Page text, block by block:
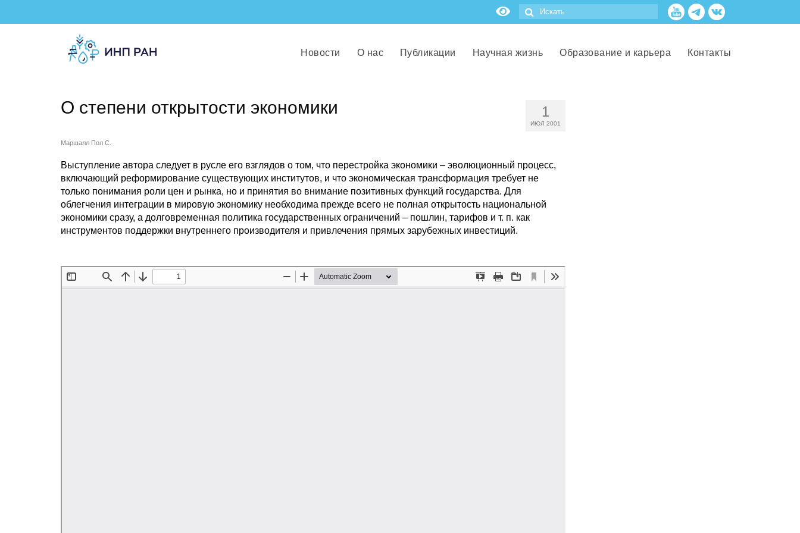
Новости О нас Публикации Научная жизнь Образование и карьера Контакты
1
ИЮЛ 2001
О степени открытости экономики
Маршалл Пол С.
Выступление автора следует в русле его взглядов о том, что перестройка экономики – эволюционный процесс,
включающий реформирование существующих институтов, и что экономическая трансформация требует не
только понимания роли цен и рынка, но и принятия во внимание позитивных функций государства. Для
облегчения интеграции в мировую экономику необходима прежде всего не полная открытость национальной
экономики сразу, а долговременная политика государственных ограничений – пошлин, тарифов и т. п. как
инструментов поддержки внутреннего производителя и привлечения прямых зарубежных инвестиций.